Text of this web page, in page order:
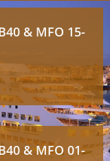
& MFO 15-
& MFO 01-